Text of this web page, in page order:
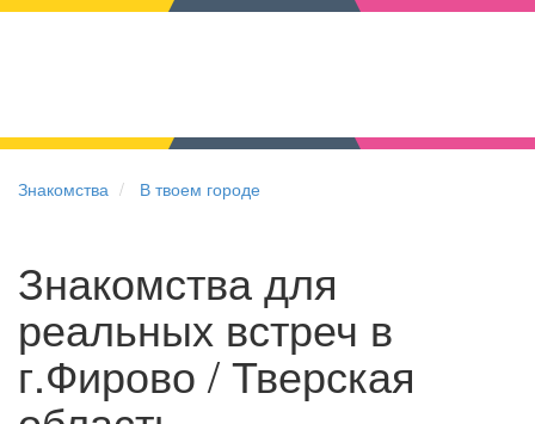
Знакомства В твоем городе
Знакомства для
реальных встреч в
г.Фирово / Тверская